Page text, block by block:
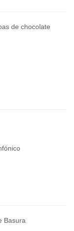
de chocolate
Basura